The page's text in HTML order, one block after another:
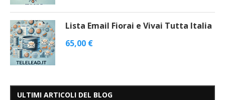
Lista Email Fiorai e Vivai Tutta Italia
65,00 €
ULTIMI ARTICOLI DEL BLOG